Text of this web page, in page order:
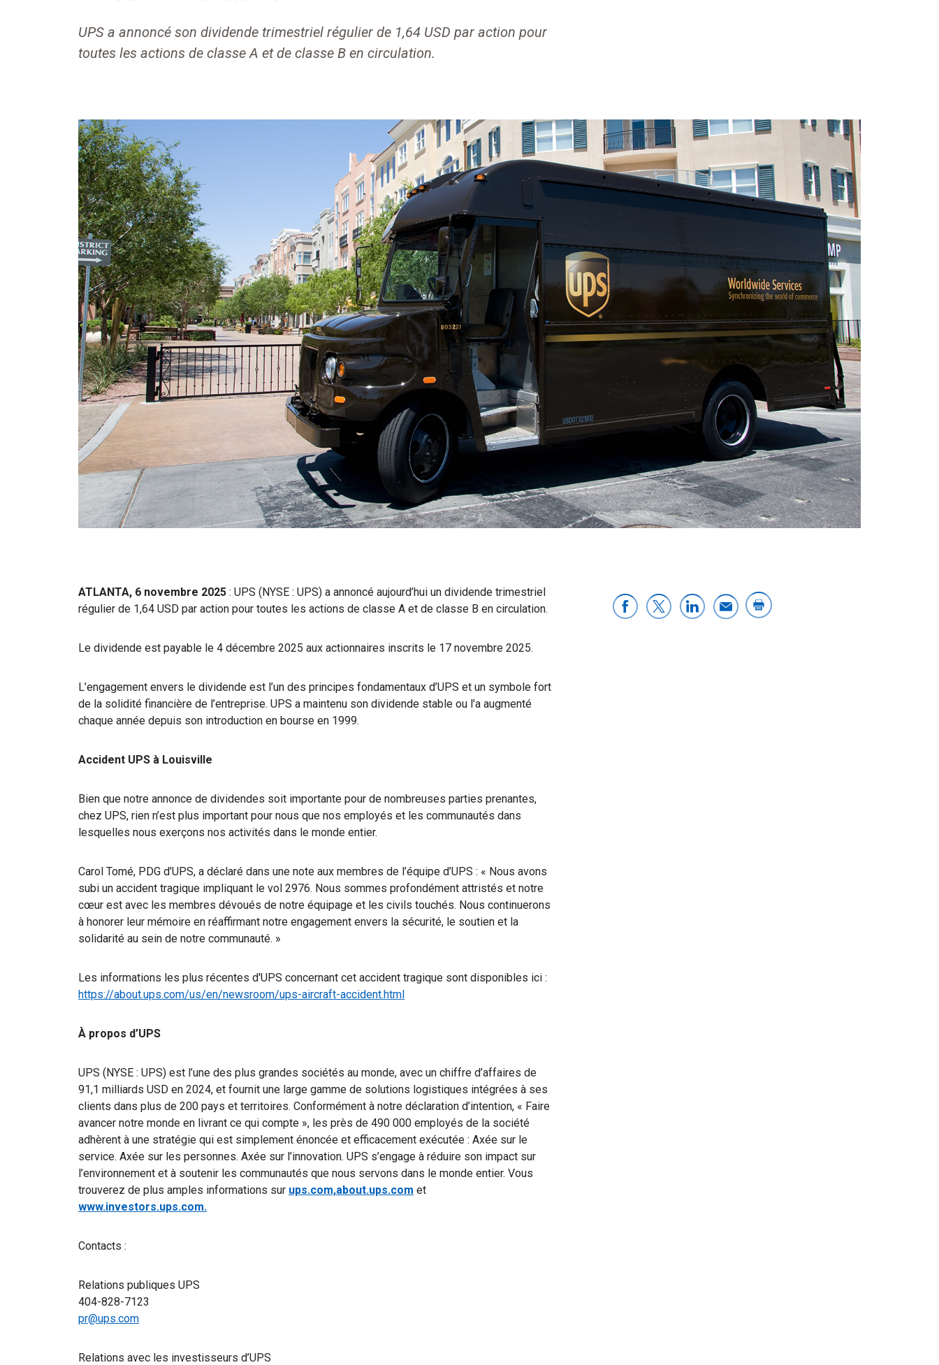
UPS a annoncé son dividende trimestriel régulier de 1,64 USD par action pour
toutes les actions de classe A et de classe B en circulation.
ATLANTA, 6 novembre 2025 : UPS (NYSE : UPS) a annoncé aujourd’hui un dividende trimestriel
régulier de 1,64 USD par action pour toutes les actions de classe A et de classe B en circulation.
Le dividende est payable le 4 décembre 2025 aux actionnaires inscrits le 17 novembre 2025.
L’engagement envers le dividende est l’un des principes fondamentaux d’UPS et un symbole fort
de la solidité financière de l’entreprise. UPS a maintenu son dividende stable ou l’a augmenté
chaque année depuis son introduction en bourse en 1999.
Accident UPS à Louisville
Bien que notre annonce de dividendes soit importante pour de nombreuses parties prenantes,
chez UPS, rien n’est plus important pour nous que nos employés et les communautés dans
lesquelles nous exerçons nos activités dans le monde entier.
Carol Tomé, PDG d’UPS, a déclaré dans une note aux membres de l’équipe d’UPS : « Nous avons
subi un accident tragique impliquant le vol 2976. Nous sommes profondément attristés et notre
cœur est avec les membres dévoués de notre équipage et les civils touchés. Nous continuerons
à honorer leur mémoire en réaffirmant notre engagement envers la sécurité, le soutien et la
solidarité au sein de notre communauté. »
Les informations les plus récentes d'UPS concernant cet accident tragique sont disponibles ici :
https://about.ups.com/us/en/newsroom/ups-aircraft-accident.html
À propos d’UPS
UPS (NYSE : UPS) est l’une des plus grandes sociétés au monde, avec un chiffre d’affaires de
91,1 milliards USD en 2024, et fournit une large gamme de solutions logistiques intégrées à ses
clients dans plus de 200 pays et territoires. Conformément à notre déclaration d’intention, « Faire
avancer notre monde en livrant ce qui compte », les près de 490 000 employés de la société
adhèrent à une stratégie qui est simplement énoncée et efficacement exécutée : Axée sur le
service. Axée sur les personnes. Axée sur l’innovation. UPS s’engage à réduire son impact sur
l’environnement et à soutenir les communautés que nous servons dans le monde entier. Vous
trouverez de plus amples informations sur ups.com,about.ups.com et
www.investors.ups.com.
Contacts :
Relations publiques UPS
404-828-7123
pr@ups.com
Relations avec les investisseurs d’UPS